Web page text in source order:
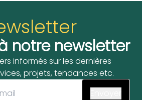
notre newsletter
informés sur les dernières
projets, tendances etc.